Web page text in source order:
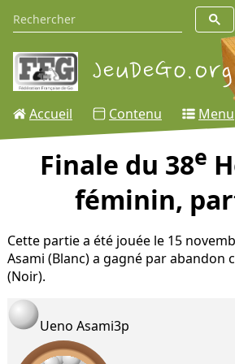
Accueil Contenu Menu
Finale du 38e
féminin,
Cette partie a été jouée le 15
Asami (Blanc) a gagné par abandon
(Noir).
Ueno Asami3p